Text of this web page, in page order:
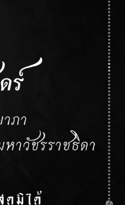
กองควบคุมเค
เห็นหลักการย
ผ่านระบบกลา
22 กรกฎาคม 2026
การโฆษณาเค
ยกเว้นไม่ต้องข
14 กรกฎาคม 2026
รู้หรือไม่? ผลิ